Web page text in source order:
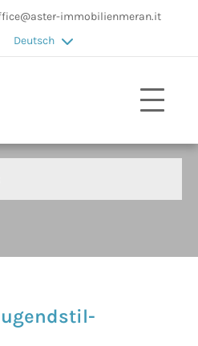
immobilienmeran.it
Deutsch